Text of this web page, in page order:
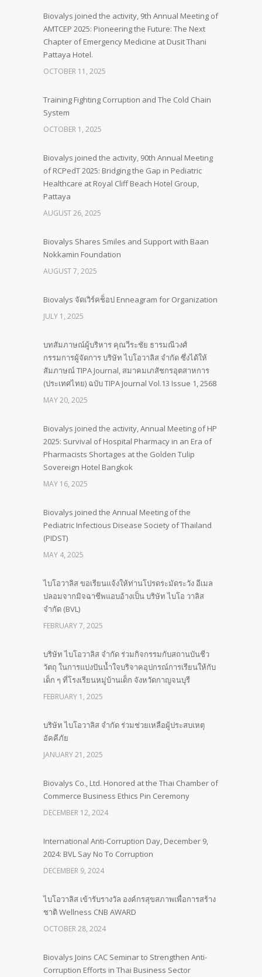
Biovalys joined the activity, 9th Annual Meeting of
AMTCEP 2025: Pioneering the Future: The Next
Chapter of Emergency Medicine at Dusit Thani
Pattaya Hotel.
OCTOBER 11, 2025
Training Fighting Corruption and The Cold Chain
System
OCTOBER 1, 2025
Biovalys joined the activity, 90th Annual Meeting
of RCPedT 2025: Bridging the Gap in Pediatric
Healthcare at Royal Cliff Beach Hotel Group,
Pattaya
AUGUST 26, 2025
Biovalys Shares Smiles and Support with Baan
Nokkamin Foundation
AUGUST 7, 2025
Biovalys จัดเวิร์คช็อป Enneagram for Organization
JULY 1, 2025
บทสัมภาษณ์ผู้บริหาร คุณวีระชัย ธารมณีวงศ์
กรรมการผู้จัดการ บริษัท ไบโอวาลิส จำกัด ซึ่งได้ให้
สัมภาษณ์ TIPA Journal, สมาคมเภสัชกรอุตสาหการ
(ประเทศไทย) ฉบับ TIPA Journal Vol.13 Issue 1, 2568
MAY 20, 2025
Biovalys joined the activity, Annual Meeting of HP
2025: Survival of Hospital Pharmacy in an Era of
Pharmacists Shortages at the Golden Tulip
Sovereign Hotel Bangkok
MAY 16, 2025
Biovalys joined the Annual Meeting of the
Pediatric Infectious Disease Society of Thailand
(PIDST)
MAY 4, 2025
ไบโอวาลิส ขอเรียนแจ้งให้ท่านโปรดระมัดระวัง อีเมล
ปลอมจากมิจฉาชีพแอบอ้างเป็น บริษัท ไบโอ วาลิส
จำกัด (BVL)
FEBRUARY 7, 2025
บริษัท ไบโอวาลิส จำกัด ร่วมกิจกรรมกับสถานบันชีว
วัตถุ ในการแบ่งปันน้ำใจบริจาคอุปกรณ์การเรียนให้กับ
เด็ก ๆ ที่โรงเรียนหมู่บ้านเด็ก จังหวัดกาญจนบุรี
FEBRUARY 1, 2025
บริษัท ไบโอวาลิส จำกัด ร่วมช่วยเหลือผู้ประสบเหตุ
อัคคีภัย
JANUARY 21, 2025
Biovalys Co., Ltd. Honored at the Thai Chamber of
Commerce Business Ethics Pin Ceremony
DECEMBER 12, 2024
International Anti-Corruption Day, December 9,
2024: BVL Say No To Corruption
DECEMBER 9, 2024
ไบโอวาลิส เข้ารับรางวัล องค์กรสุขสภาพเพื่อการสร้าง
ชาติ Wellness CNB AWARD
OCTOBER 28, 2024
Biovalys Joins CAC Seminar to Strengthen Anti-
Corruption Efforts in Thai Business Sector